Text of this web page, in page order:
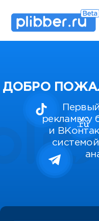
ДОБРО
рекламы у
и